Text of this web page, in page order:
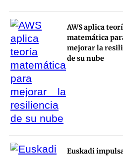
AWS aplica
matemática
mejorar la
de su nube
Euskadi